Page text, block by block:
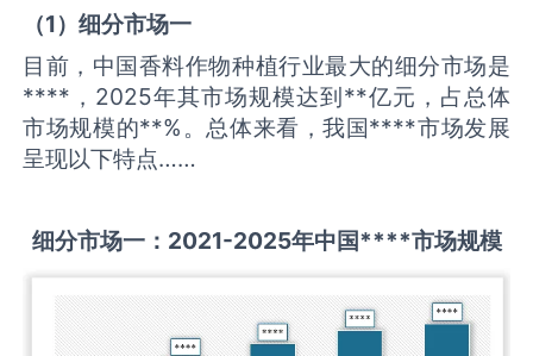
（1）细分市场一
目前，中国香料作物种植行业最大的细分市场是
****，2025年其市场规模达到**亿元，占总体
市场规模的**%。总体来看，我国****市场发展
呈现以下特点……
细分市场一： 2021-2025年中国****市场规模